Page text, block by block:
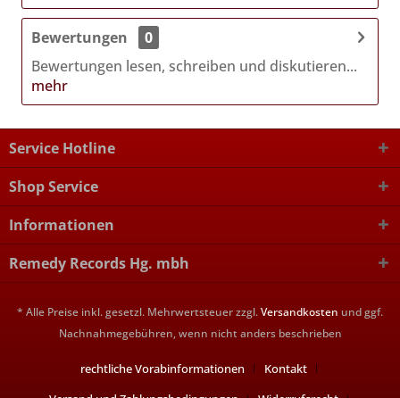
Bewertungen
0
Bewertungen lesen, schreiben und diskutieren...
mehr
Service Hotline
Shop Service
Informationen
Remedy Records Hg. mbh
* Alle Preise inkl. gesetzl. Mehrwertsteuer zzgl.Versandkosten und ggf.
Nachnahmegebühren, wenn nicht anders beschrieben
rechtliche Vorabinformationen
Kontakt